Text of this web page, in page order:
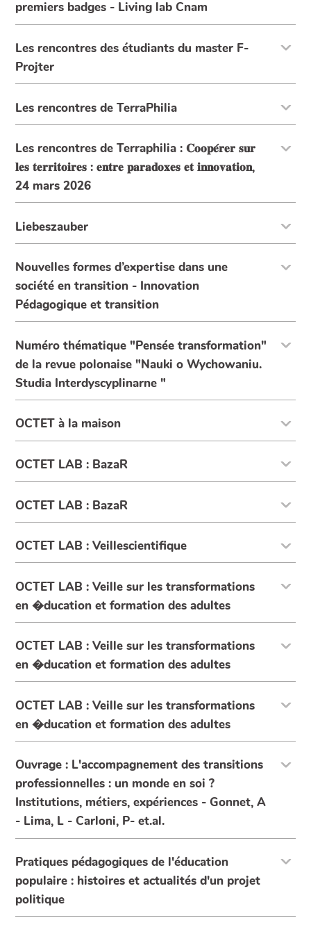
premiers badges - Living lab Cnam
Les rencontres des étudiants du master F-
Projter
Les rencontres de TerraPhilia
Les rencontres de Terraphilia : 𝐂𝐨𝐨𝐩𝐞́𝐫𝐞𝐫 𝐬𝐮𝐫
𝐥𝐞𝐬 𝐭𝐞𝐫𝐫𝐢𝐭𝐨𝐢𝐫𝐞𝐬 : 𝐞𝐧𝐭𝐫𝐞 𝐩𝐚𝐫𝐚𝐝𝐨𝐱𝐞𝐬 𝐞𝐭 𝐢𝐧𝐧𝐨𝐯𝐚𝐭𝐢𝐨𝐧,
24 mars 2026
Liebeszauber
Nouvelles formes d’expertise dans une
société en transition - Innovation
Pédagogique et transition
Numéro thématique "Pensée transformation"
de la revue polonaise "Nauki o Wychowaniu.
Studia Interdyscyplinarne "
OCTET à la maison
OCTET LAB : BazaR
OCTET LAB : BazaR
OCTET LAB : Veillescientifique
OCTET LAB : Veille sur les transformations
en �ducation et formation des adultes
OCTET LAB : Veille sur les transformations
en �ducation et formation des adultes
OCTET LAB : Veille sur les transformations
en �ducation et formation des adultes
Ouvrage : L'accompagnement des transitions
professionnelles : un monde en soi ?
Institutions, métiers, expériences - Gonnet, A
- Lima, L - Carloni, P- et.al.
Pratiques pédagogiques de l'éducation
populaire : histoires et actualités d'un projet
politique